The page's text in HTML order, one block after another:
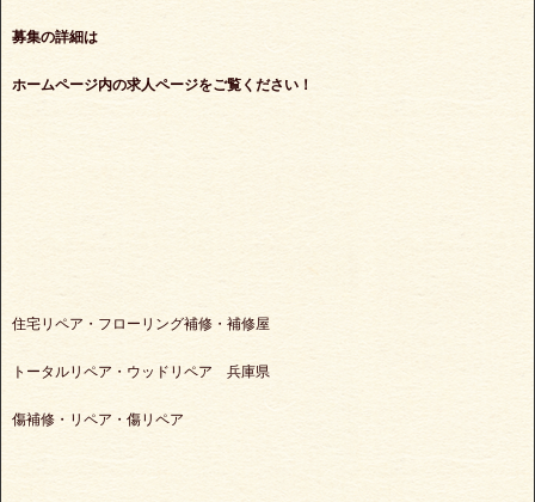
募集の詳細は
ホームページ内の求人ページをご覧ください！
住宅リペア・フローリング補修・補修屋
トータルリペア・ウッドリペア 兵庫県
傷補修・リペア・傷リペア